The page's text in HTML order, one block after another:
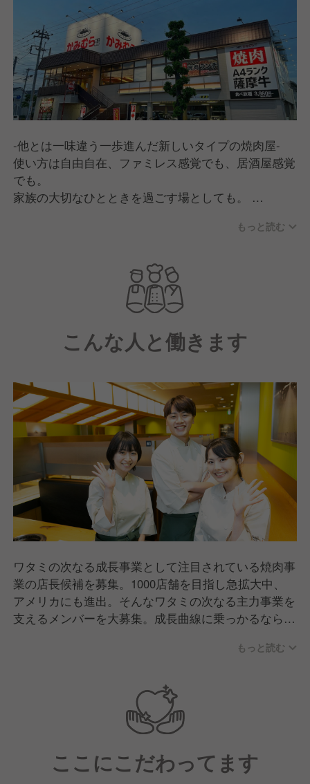
-他とは一味違う一歩進んだ新しいタイプの焼肉屋-
使い方は自由自在、ファミレス感覚でも、居酒屋感覚
でも。
家族の大切なひとときを過ごす場としても。
して、「食の豊かさ、食べることの喜び」を感じて頂
くこと。お肉は特急レーンでお席までお届け、お料理
はタッチパネルで注文できます。
もっと読む
こんな人と働きます
ワタミの次なる成長事業として注目されている焼肉事
業の店長候補を募集。1000店舗を目指し急拡大中、
アメリカにも進出。そんなワタミの次なる主力事業を
支えるメンバーを大募集。成長曲線に乗っかるなら今
ークがよく、フロア・厨房スタッフ共に明るく元気な
スタッフで毎日笑顔あふれる雰囲気です。
もっと読む
ここにこだわってます